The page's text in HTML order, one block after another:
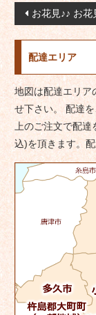
投
稿
ナ
ビ
ゲ
ー
シ
ョ
ン
お花見♪♪ お花
配達エリア
地図は配達エリア
せ下さい。 配達
上のご注文で配達
込)を頂きます。